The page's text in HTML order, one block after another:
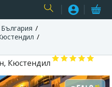
България
Кюстендил